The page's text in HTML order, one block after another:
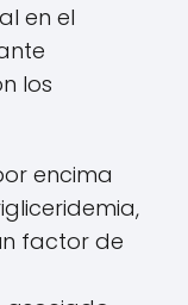
en el
los
encima
factor de